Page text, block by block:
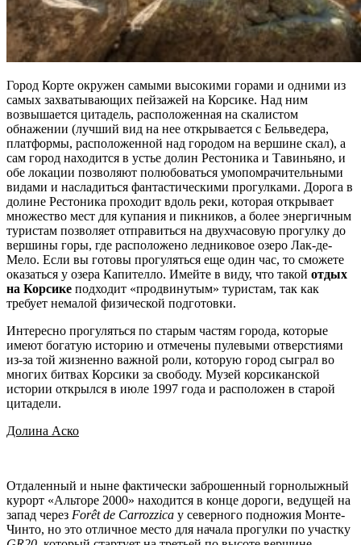
Город Корте окружен самыми высокими горами и одними из
самых захватывающих пейзажей на Корсике. Над ним
возвышается цитадель, расположенная на скалистом
обнажении (лучший вид на нее открывается с Бельведера,
платформы, расположенной над городом на вершине скал), а
сам город находится в устье долин Рестоника и Тавиньяно, и
обе локации позволяют полюбоваться умопомрачительными
видами и насладиться фантастическими прогулками. Дорога в
долине Рестоника проходит вдоль реки, которая открывает
множество мест для купания и пикников, а более энергичным
туристам позволяет отправиться на двухчасовую прогулку до
вершины горы, где расположено ледниковое озеро Лак-де-
Мело. Если вы готовы прогуляться еще один час, то сможете
оказаться у озера Капителло. Имейте в виду, что такой отдых
на Корсике подходит «продвинутым» туристам, так как
требует немалой физической подготовки.
Интересно прогуляться по старым частям города, которые
имеют богатую историю и отмечены пулевыми отверстиями
из-за той жизненно важной роли, которую город сыграл во
многих битвах Корсики за свободу. Музей корсиканской
истории открылся в июле 1997 года и расположен в старой
цитадели.
Долина Аско
Отдаленный и ныне фактически заброшенный горнолыжный
курорт «Альторе 2000» находится в конце дороги, ведущей на
запад через Forêtde Carrozzica у северного подножия Монте-
Чинто, но это отличное место для начала прогулки по участку